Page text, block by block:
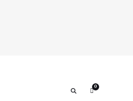
0